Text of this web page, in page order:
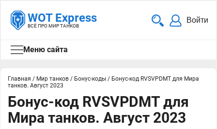
WOT Express
ВСЁ ПРО МИР ТАНКОВ
Войти
Меню сайта
Главная / Мир танков / Бонус-коды / Бонус-код RVSVPDMT для Мира
танков. Август 2023
Бонус-код RVSVPDMT для
Мира танков. Август 2023